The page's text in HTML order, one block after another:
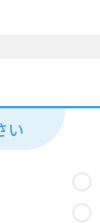
い